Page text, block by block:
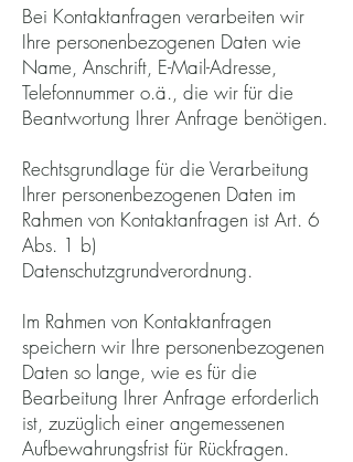
Bei Kontaktanfragen verarbeiten wir
Ihre personenbezogenen Daten wie
Name, Anschrift, E-Mail-Adresse,
Telefonnummer o.ä., die wir für die
Beantwortung Ihrer Anfrage benötigen.
Rechtsgrundlage für die Verarbeitung
Ihrer personenbezogenen Daten im
Rahmen von Kontaktanfragen ist Art. 6
Abs. 1 b)
Datenschutzgrundverordnung.
Im Rahmen von Kontaktanfragen
speichern wir Ihre personenbezogenen
Daten so lange, wie es für die
Bearbeitung Ihrer Anfrage erforderlich
ist, zuzüglich einer angemessenen
Aufbewahrungsfrist für Rückfragen.